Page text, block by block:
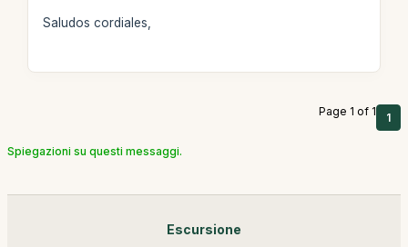
Saludos cordiales,
Page 1 of 1 1
Spiegazioni su questi messaggi.
Escursione